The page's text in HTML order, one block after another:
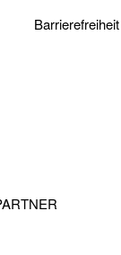
Barrierefreiheit